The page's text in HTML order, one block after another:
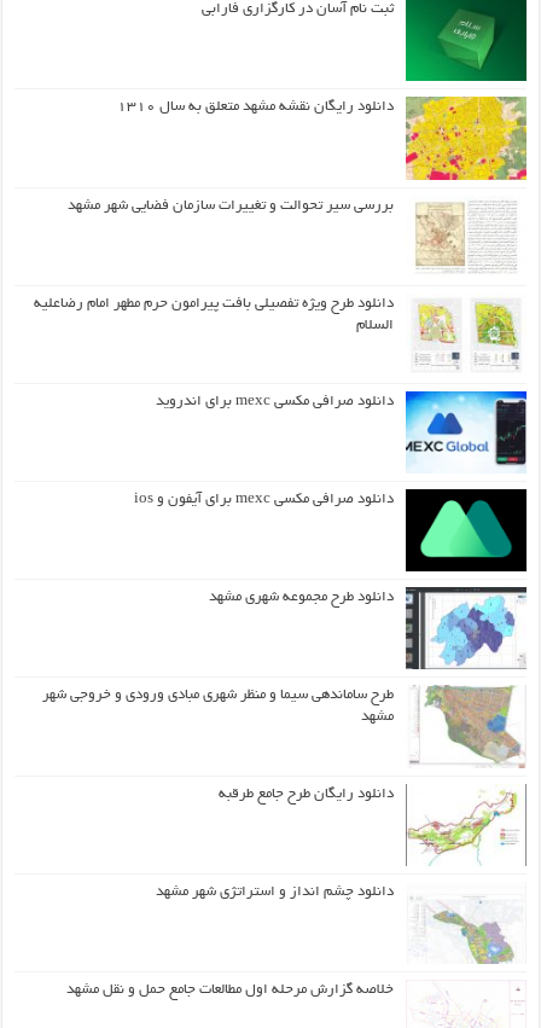
ثبت نام آسان در کارگزاری فارابی
دانلود رایگان نقشه مشهد متعلق به سال ۱۳۱۰
بررسی سیر تحوالت و تغییرات سازمان فضایی شهر مشهد
دانلود طرح ويژه تفصيلي بافت پيرامون حرم مطهر امام رضاعليه
السلام
دانلود صرافی مکسی mexc برای اندروید
دانلود صرافی مکسی mexc برای آیفون و ios
دانلود طرح مجموعه شهری مشهد
طرح ساماندهی سیما و منظر شهری مبادی ورودی و خروجی شهر
مشهد
دانلود رایگان طرح جامع طرقبه
دانلود چشم انداز و استراتژی شهر مشهد
خلاصه گزارش مرحله اول مطالعات جامع حمل و نقل مشهد